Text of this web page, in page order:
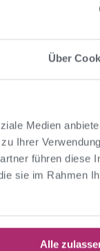
Über
Medien
Ihrer
führen diese
sie im Rahmen
Alle
diesem